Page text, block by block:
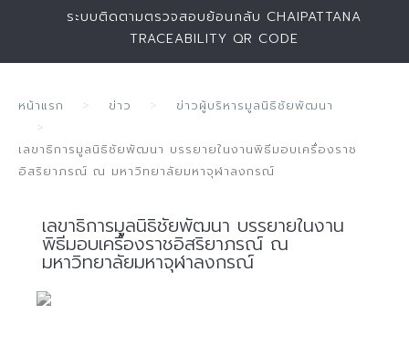
ระบบติดตามตรวจสอบย้อนกลับ CHAIPATTANA
TRACEABILITY QR CODE
หน้าแรก ข่าว ข่าวผู้บริหารมูลนิธิชัยพัฒนา
เลขาธิการมูลนิธิชัยพัฒนา บรรยายในงานพิธีมอบเครื่องราช
อิสริยาภรณ์ ณ มหาวิทยาลัยมหาจุฬาลงกรณ์
เลขาธิการมูลนิธิชัยพัฒนา บรรยายในงาน
พิธีมอบเครื่องราชอิสริยาภรณ์ ณ
มหาวิทยาลัยมหาจุฬาลงกรณ์